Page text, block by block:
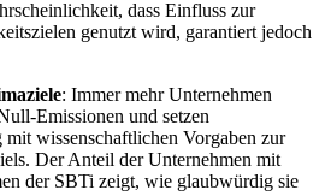
dass Einfluss zur
genutzt wird, garantiert jedoch
: Immer mehr Unternehmen
Emissionen und setzen
wissenschaftlichen Vorgaben zur
Der Anteil der Unternehmen mit
der SBTi zeigt, wie glaubwürdig sie